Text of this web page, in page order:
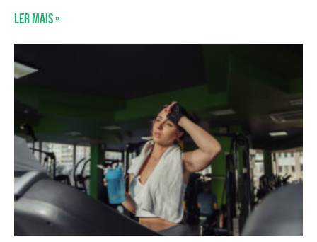
Ler mais »